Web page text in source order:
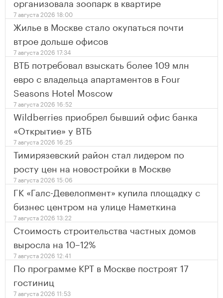
7 августа 2026 18:00
Жилье в Москве стало окупаться почти
втрое дольше офисов
7 августа 2026 17:34
ВТБ потребовал взыскать более 109 млн
евро с владельца апартаментов в Four
Seasons Hotel Moscow
7 августа 2026 16:52
Wildberries приобрел бывший офис банка
«Открытие» у ВТБ
7 августа 2026 16:25
Тимирязевский район стал лидером по
росту цен на новостройки в Москве
7 августа 2026 15:06
ГК «Галс-Девелопмент» купила площадку с
бизнес центром на улице Наметкина
7 августа 2026 13:22
Стоимость строительства частных домов
выросла на 10–12%
7 августа 2026 12:41
По программе КРТ в Москве построят 17
гостиниц
7 августа 2026 11:53